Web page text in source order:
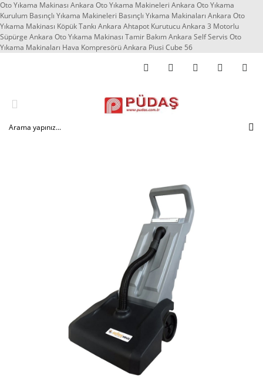
Oto Yıkama Makinası Ankara Oto Yıkama Makineleri Ankara Oto Yıkama
Kurulum Basınçlı Yıkama Makineleri Basınçlı Yıkama Makinaları Ankara Oto
Yıkama Makinası Köpük Tankı Ankara Ahtapot Kurutucu Ankara 3 Motorlu
Süpürge Ankara Oto Yıkama Makinası Tamir Bakım Ankara Self Servis Oto
Yıkama Makinaları Hava Kompresörü Ankara Piusi Cube 56